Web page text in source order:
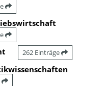
262 Einträge